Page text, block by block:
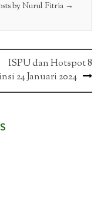
by Nurul Fitria →
ISPU dan Hotspot 8
24 Januari 2024